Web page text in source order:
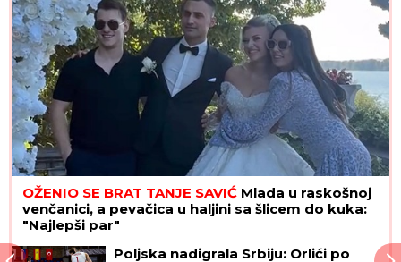
OŽENIO SE BRAT TANJE SAVIĆ Mlada u raskošnoj
venčanici, a pevačica u haljini sa šlicem do kuka:
"Najlepši par"
Poljska nadigrala Srbiju: Orlići po